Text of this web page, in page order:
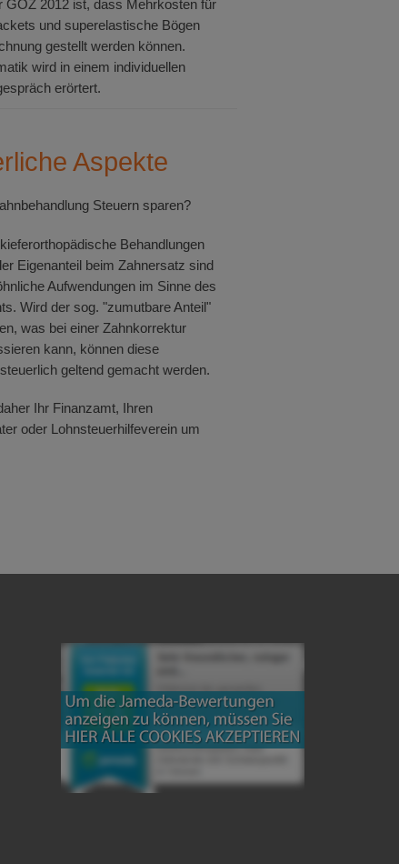
GOZ 2012 ist, dass Mehrkosten für
und superelastische Bögen
gestellt werden können.
wird in einem individuellen
erörtert.
Aspekte
Steuern sparen?
Behandlungen
Eigenanteil beim Zahnersatz sind
Aufwendungen im Sinne des
Wird der sog. "zumutbare Anteil"
was bei einer Zahnkorrektur
kann, können diese
geltend gemacht werden.
Ihr Finanzamt, Ihren
oder Lohnsteuerhilfeverein um